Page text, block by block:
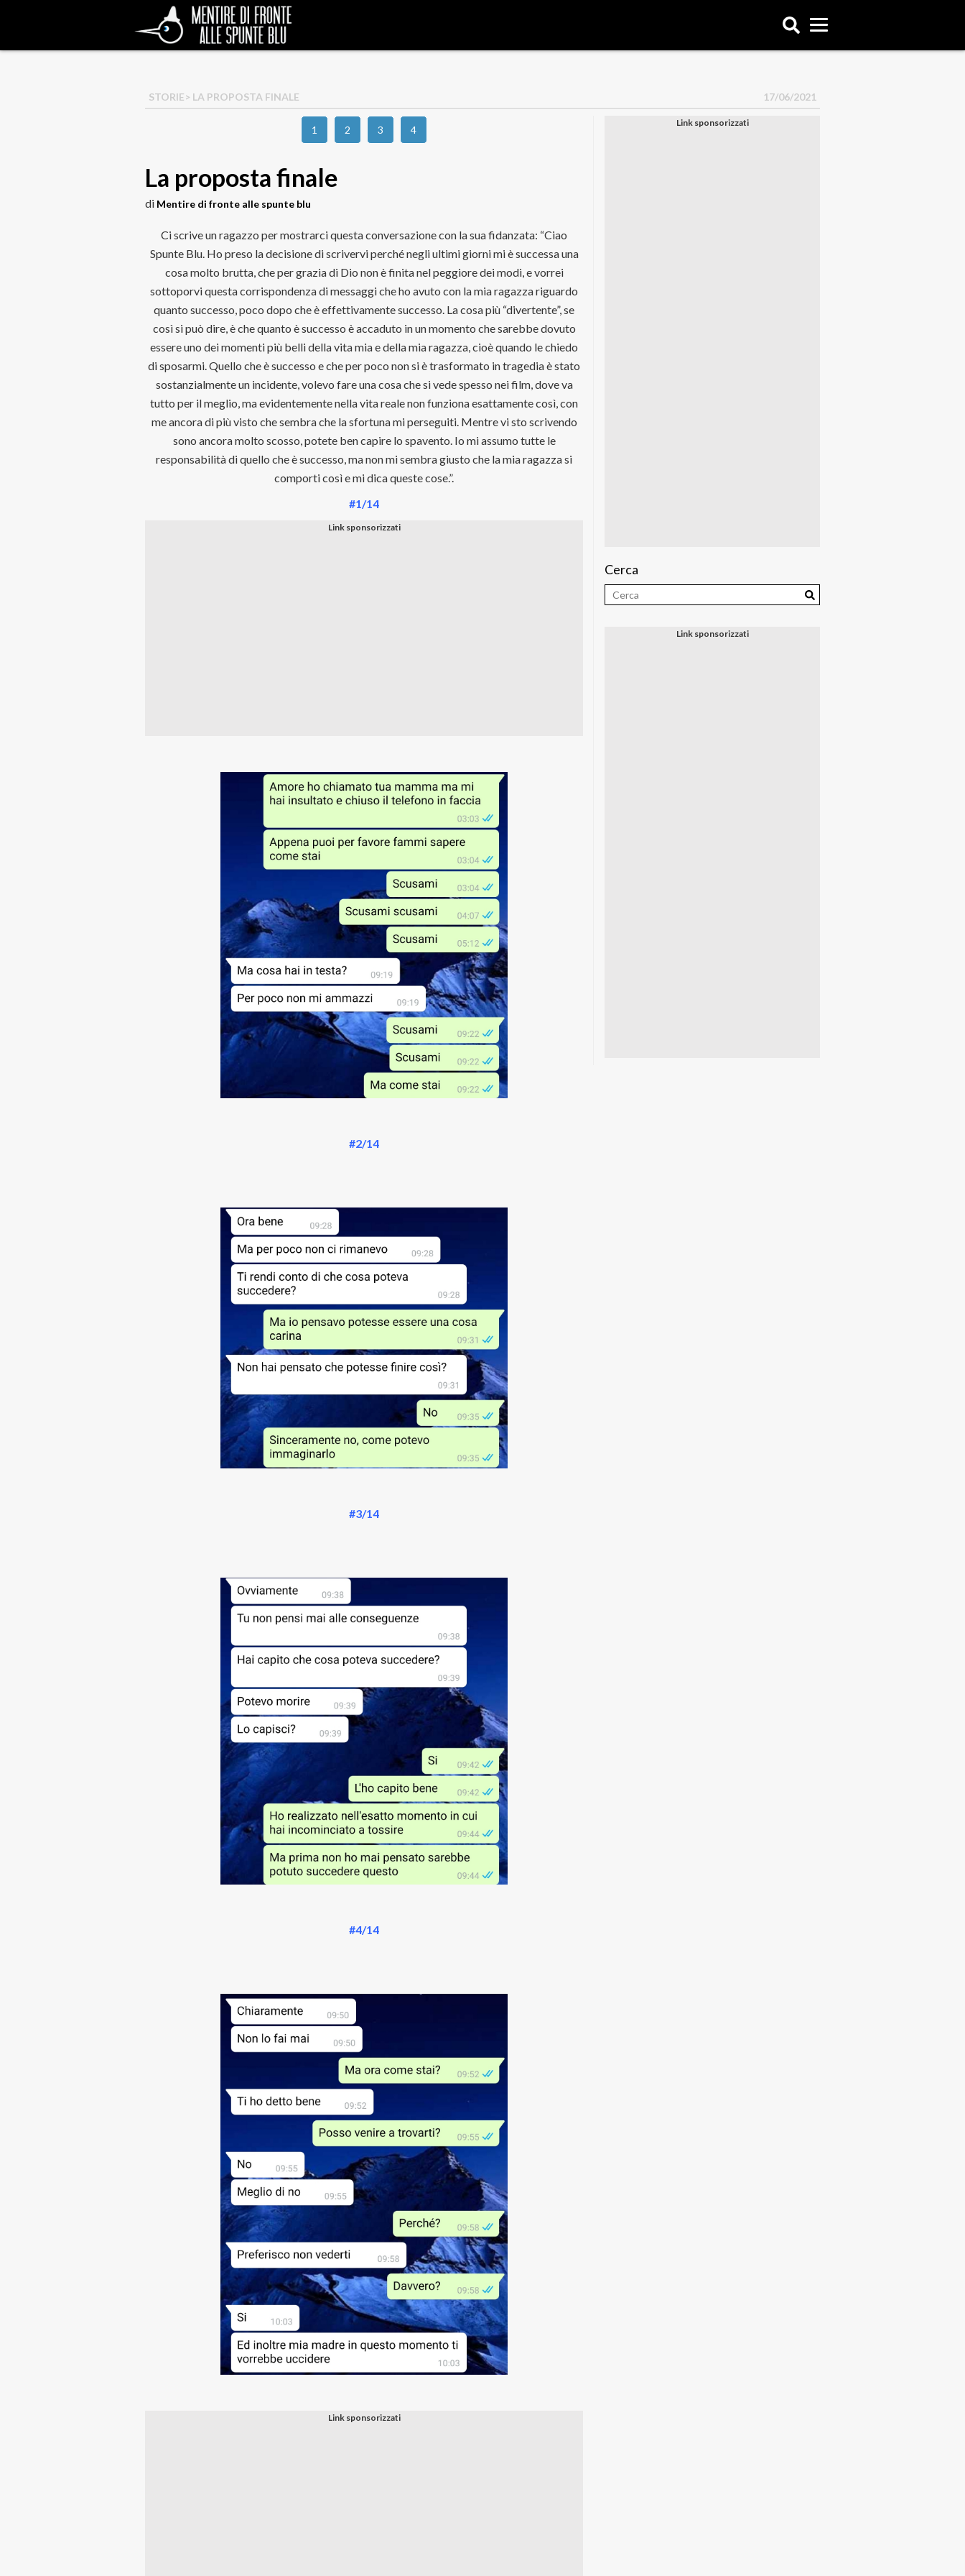
STORIE> LA PROPOSTA FINALE 17/06/2021
1 2 3 4
La proposta finale
di Mentire di fronte alle spunte blu
Ci scrive un ragazzo per mostrarci questa conversazione con la sua fidanzata: “Ciao
Spunte Blu. Ho preso la decisione di scrivervi perché negli ultimi giorni mi è successa una
cosa molto brutta, che per grazia di Dio non è finita nel peggiore dei modi, e vorrei
sottoporvi questa corrispondenza di messaggi che ho avuto con la mia ragazza riguardo
quanto successo, poco dopo che è effettivamente successo. La cosa più “divertente”, se
così si può dire, è che quanto è successo è accaduto in un momento che sarebbe dovuto
essere uno dei momenti più belli della vita mia e della mia ragazza, cioè quando le chiedo
di sposarmi. Quello che è successo e che per poco non si è trasformato in tragedia è stato
sostanzialmente un incidente, volevo fare una cosa che si vede spesso nei film, dove va
tutto per il meglio, ma evidentemente nella vita reale non funziona esattamente così, con
me ancora di più visto che sembra che la sfortuna mi perseguiti. Mentre vi sto scrivendo
sono ancora molto scosso, potete ben capire lo spavento. Io mi assumo tutte le
responsabilità di quello che è successo, ma non mi sembra giusto che la mia ragazza si
comporti così e mi dica queste cose.”.
#1/14
#2/14
#3/14
#4/14
Cerca